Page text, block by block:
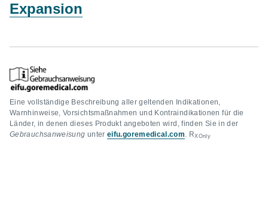
Expansion
Eine vollständige Beschreibung aller geltenden Indikationen,
Warnhinweise, Vorsichtsmaßnahmen und Kontraindikationen für die
Länder, in denen dieses Produkt angeboten wird, finden Sie in der
Gebrauchsanweisung untereifu.goremedical.com. RXOnly